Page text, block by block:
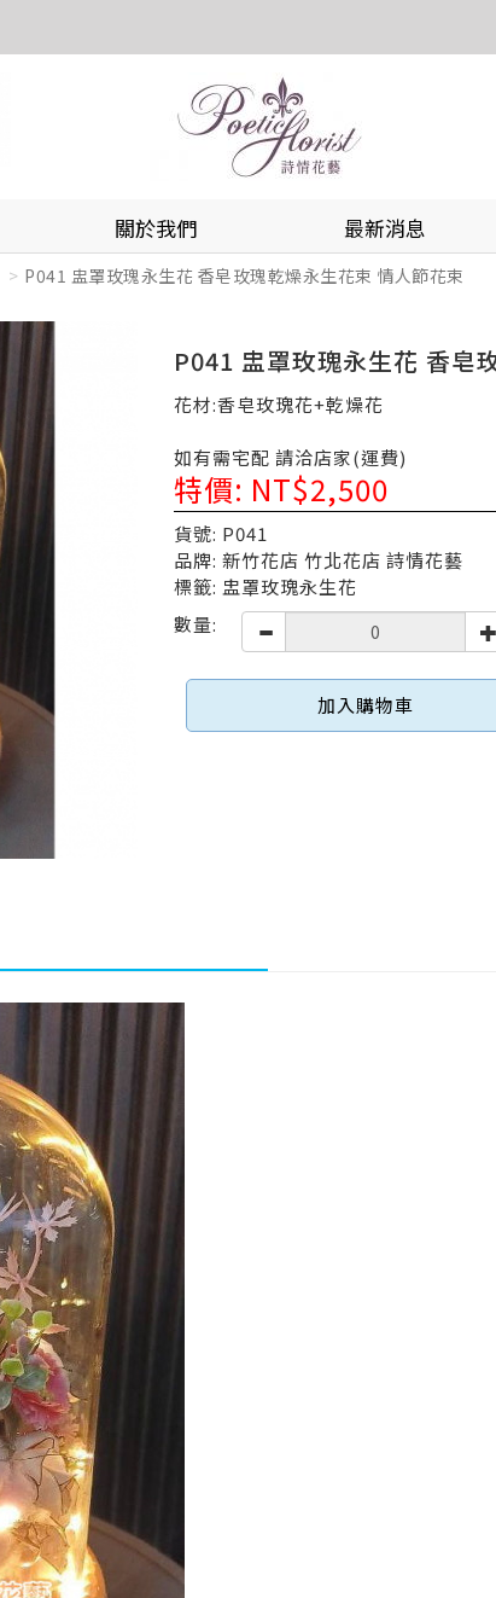
關於我們 最新消息
P041 盅罩玫瑰永生花 香皂玫瑰乾燥永生花束 情人節花束
P041 盅罩玫瑰永生花 香皂
花材:香皂玫瑰花+乾燥花
如有需宅配 請洽店家(運費)
特價: NT$2,500
貨號: P041
品牌: 新竹花店 竹北花店 詩情花藝
標籤: 盅罩玫瑰永生花
數量:
加入購物車